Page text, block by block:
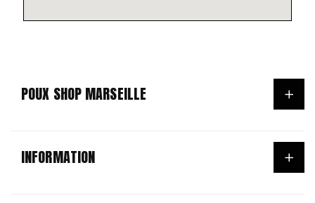
POUX SHOP MARSEILLE
ANTI-POUX ET LENTES
INFORMATION